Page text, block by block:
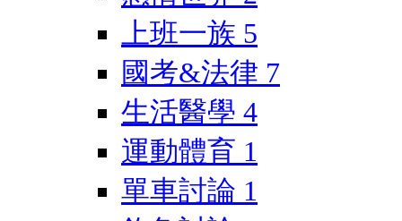
上班一族 5
國考&法律 7
生活醫學 4
運動體育 1
單車討論 1